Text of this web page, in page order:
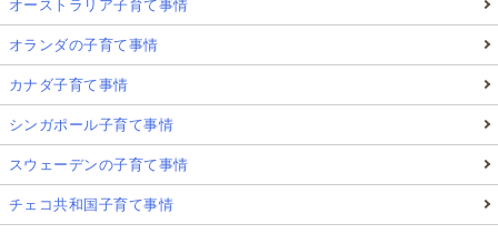
オーストラリア子育て事情
オランダの子育て事情
カナダ子育て事情
シンガポール子育て事情
スウェーデンの子育て事情
チェコ共和国子育て事情